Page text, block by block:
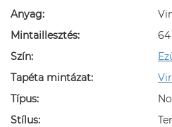
Anyag:
Mintaillesztés:
Szín:
Tapéta mintázat:
Típus:
Stílus: